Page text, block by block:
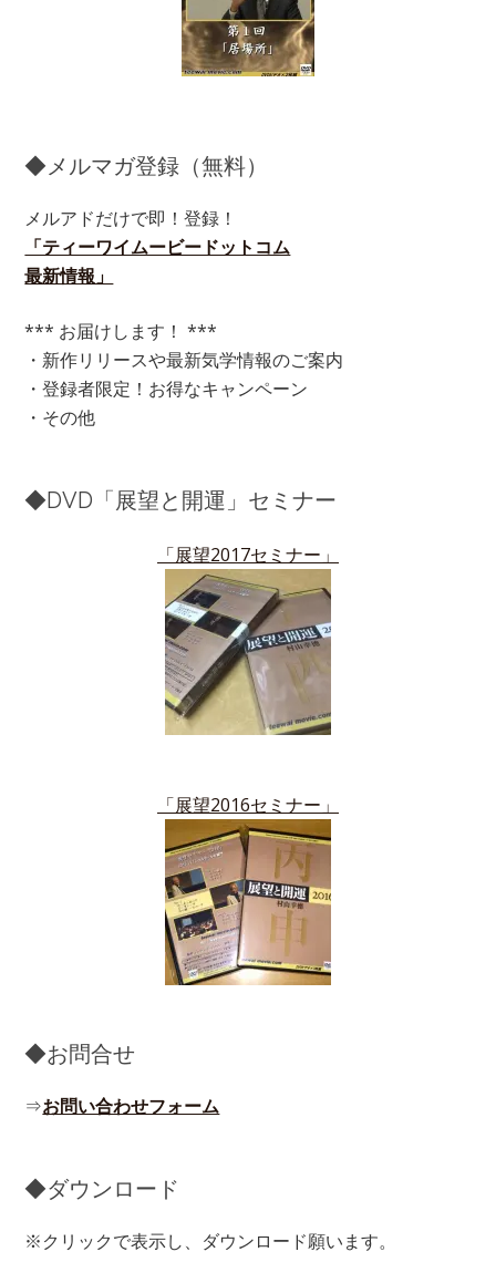
◆メルマガ登録（無料）
メルアドだけで即！登録！
「ティーワイムービードットコム
最新情報」
*** お届けします！ ***
・新作リリースや最新気学情報のご案内
・登録者限定！お得なキャンペーン
・その他
◆DVD「展望と開運」セミナー
「展望2017セミナー」
「展望2016セミナー」
◆お問合せ
⇒お問い合わせフォーム
◆ダウンロード
※クリックで表示し、ダウンロード願います。